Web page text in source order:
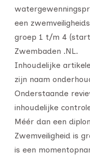
een
groep 1 t/m 4 (start
Zwembaden .NL.
Inhoudelijke
zijn naam
Onderstaande
inhoudelijke
Méér dan een
Zwemveiligheid is
is een